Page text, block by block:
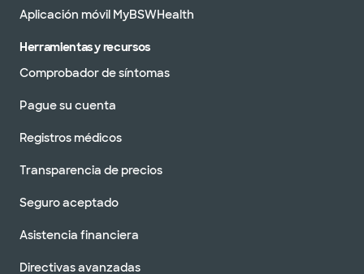
Aplicación móvil MyBSWHealth
Herramientas y recursos
Comprobador de síntomas
Pague su cuenta
Registros médicos
Transparencia de precios
Seguro aceptado
Asistencia financiera
Directivas avanzadas